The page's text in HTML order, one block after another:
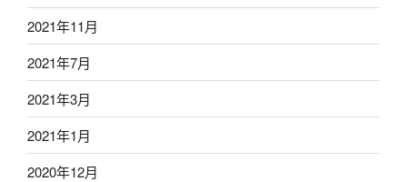
2021年11月
2021年7月
2021年3月
2021年1月
2020年12月